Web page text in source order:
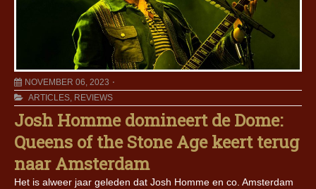
NOVEMBER 06, 2023
ARTICLES, REVIEWS
Josh Homme domineert de Dome:
Queens of the Stone Age keert terug
naar Amsterdam
Het is alweer jaar geleden dat Josh Homme en co. Amsterdam